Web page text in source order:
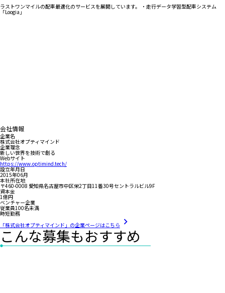
ラストワンマイルの配車最適化のサービスを展開しています。 ・走行データ学習型配車システム
「Loogia」
会社情報
企業名
株式会社オプティマインド
企業理念
新しい世界を技術で創る
Webサイト
https://www.optimind.tech/
設立年月日
2015年06月
本社所在地
〒460-0008 愛知県名古屋市中区栄2丁目11番30号セントラルビル9F
資本金
1億円
ベンチャー企業
従業員100名未満
時短勤務
「株式会社オプティマインド」の企業ページはこちら
こんな募集もおすすめ